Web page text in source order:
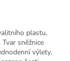
plastu,
sněžnice
výlety,